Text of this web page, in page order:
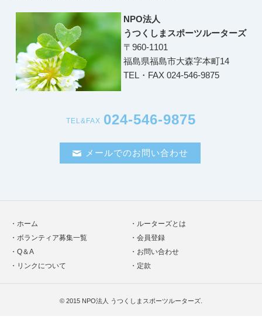
NPO法人
うつくしまスポーツルーターズ
〒960-1101
福島県福島市大森字本町14
TEL・FAX 024-546-9875
TEL&FAX 024-546-9875
メールでのお問い合わせ
ホーム
ルーターズとは
ボランティア募集一覧
会員登録
Q＆A
お問い合わせ
リンクについて
定款
© 2015 NPO法人 うつくしまスポーツルーターズ